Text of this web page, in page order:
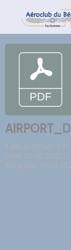
Taille du fichier: 3.91
Créé: 29-01-2022
Mis à jour: 29-01-